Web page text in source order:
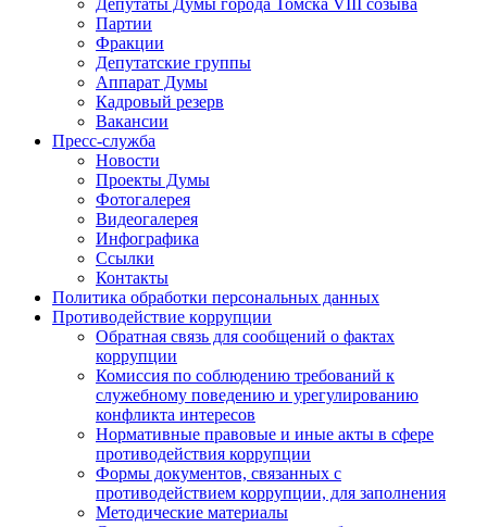
Партии
Фракции
Депутатские группы
Аппарат Думы
Кадровый резерв
Вакансии
Пресс-служба
Новости
Проекты Думы
Фотогалерея
Видеогалерея
Инфографика
Ссылки
Контакты
Политика обработки персональных данных
Прoтивoдeйствие кoрpупции
Обратная связь для сообщений о фактах
коррупции
Комиссия по соблюдению требований к
служебному поведению и урегулированию
конфликта интересов
Нормативные правовые и иные акты в сфере
противодействия коррупции
Формы документов, связанных с
противодействием коррупции, для заполнения
Методические материалы